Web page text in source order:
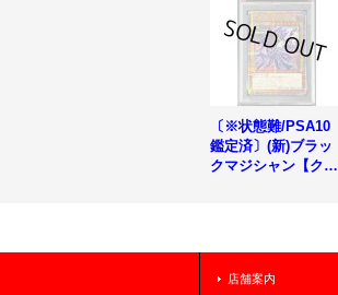
〔※状態難/PSA10
鑑定済〕(新)ブラッ
クマジシャン【クォ
店舗案内